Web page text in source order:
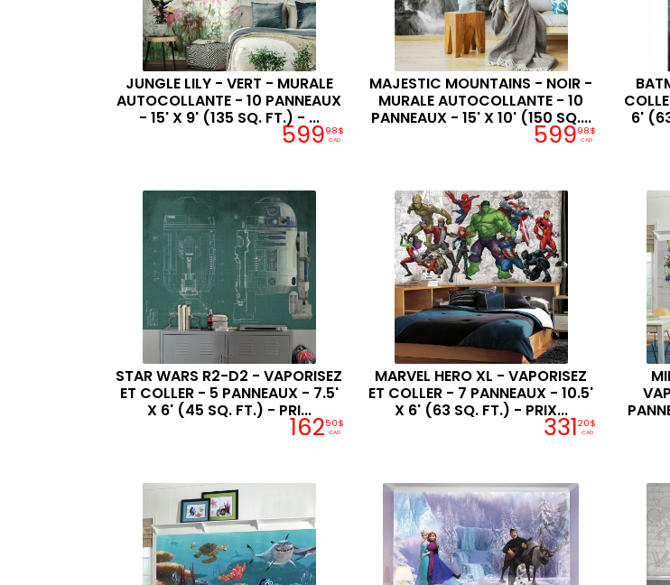
JUNGLE LILY - VERT - MURALE
AUTOCOLLANTE - 10 PANNEAUX
- 15' X 9' (135 SQ. FT.) - ...
59998$
CAD
MAJESTIC MOUNTAINS - NOIR -
MURALE AUTOCOLLANTE - 10
PANNEAUX - 15' X 10' (150 SQ....
59998$
CAD
6'
STAR WARS R2-D2 - VAPORISEZ
ET COLLER - 5 PANNEAUX - 7.5'
X 6' (45 SQ. FT.) - PRI...
16250$
CAD
MARVEL HERO XL - VAPORISEZ
ET COLLER - 7 PANNEAUX - 10.5'
X 6' (63 SQ. FT.) - PRIX...
33120$
CAD